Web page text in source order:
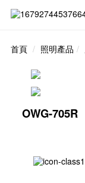
首頁 照明產品
OWG-705R